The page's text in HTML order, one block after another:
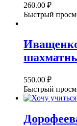
260.00 ₽
Быстрый
550.00 ₽
Быстрый